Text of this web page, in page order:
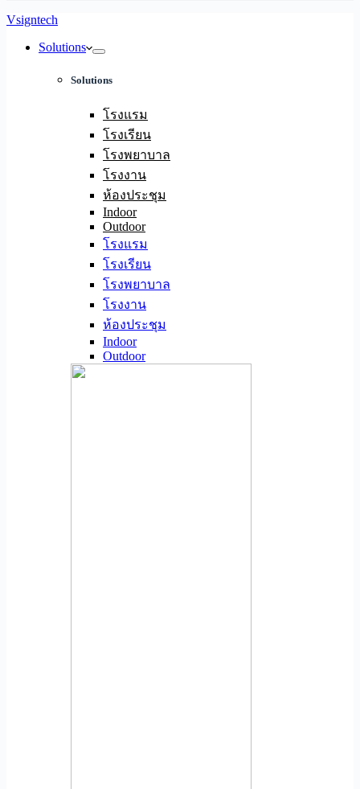
Vsigntech
Solutions
Solutions
โรงแรม
โรงเรียน
โรงพยาบาล
โรงงาน
ห้องประชุม
Indoor
Outdoor
โรงแรม
โรงเรียน
โรงพยาบาล
โรงงาน
ห้องประชุม
Indoor
Outdoor